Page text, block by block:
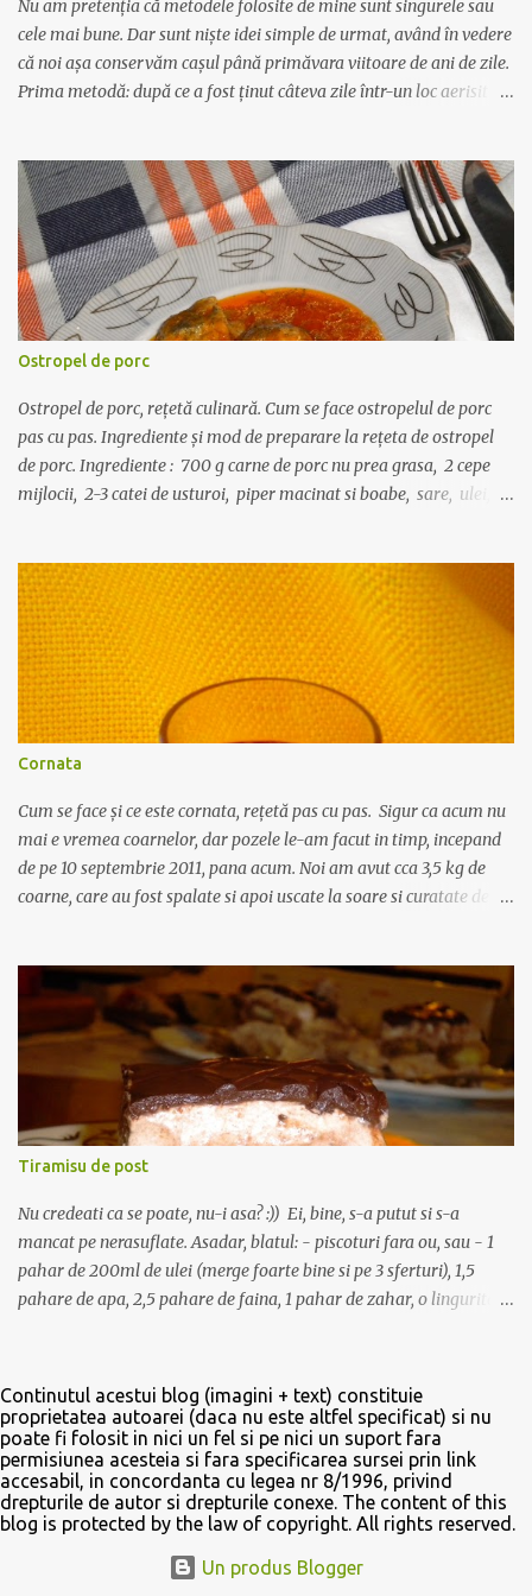
Nu am pretenția că metodele folosite de mine sunt singurele sau
cele mai bune. Dar sunt niște idei simple de urmat, având în vedere
că noi așa conservăm cașul până primăvara viitoare de ani de zile.
Prima metodă: după ce a fost ținut câteva zile într-un loc aerisit să
fiecare felie o învelim în pungă de plastic apoi toate feliile le
punem într-un sertar la congelator. A doua metodă: se feliază
cașul și se dă prin mașina de tocat. Se dă sare după gust și se
formează suluri învelite în folie transparentă care se pun la
congelator. Când avem nevoie de o felie sau de un rulou, îl scoatem
de la congelator și îl lăsăm în frigider până când se dezgheață - de
regulă de seara până dimineața. Dacă îl scoateți direct din
congelator la temperatura camerei, se dezgheață mult prea
repede, pierde apa și rămâne un fel de brânză zguroasă și
neplăcută la gust c...
Ostropel de porc
Ostropel de porc, rețetă culinară. Cum se face ostropelul de porc
pas cu pas. Ingrediente și mod de preparare la rețeta de ostropel
de porc. Ingrediente : 700 g carne de porc nu prea grasa, 2 cepe
mijlocii, 2-3 catei de usturoi, piper macinat si boabe, sare, ulei, o
linguri de ulei sa se rumeneasca pe toate partile, la foc mic. Intre
timp, intr-o tigaie se caleste in 2 linguri de ulei ceapa curatata,
spalata si taiata marunt, cu un praf de sare. Dupa ce devine
translucida se adauga lingurita de faina, se amesteca bine cu ceapa
si uleiul, si imediat se toarna un pahar de apa (200 ml) calda sau
supa de oase, daca aveti la indemana. Se amesteca des ca sa nu se
formeze cocoloase de faina, apoi se toarna sosul si ceapa peste
Cornata
Cum se face și ce este cornata, rețetă pas cu pas. Sigur ca acum nu
mai e vremea coarnelor, dar pozele le-am facut in timp, incepand
de pe 10 septembrie 2011, pana acum. Noi am avut cca 3,5 kg de
coarne, care au fost spalate si apoi uscate la soare si curatate de
zaharul, apoi se lasa asa, cu capacul inchis, timp cateva
saptamani, pana cand incepe sa se separe siropul de coarne. In
perioada aceea puteti turna alcool peste sirop, in ce proportie
doriti. Aici depinde daca vreti o bautura de tip lichior, si atunci se
toarna maxim jumatate alcool, iar restul sirop, sau daca vreti o
bautura mai tare, doar cu aroma de fructe, si atunci amestecati 3/4
alcool si restul sirop. Dar exista si varianta in care puteti lasa
recipientul la rece, cum am facut noi, si sa amestecati siropul cu
alcool doar la servire. Daca o sa ...
Tiramisu de post
Nu credeati ca se poate, nu-i asa? :)) Ei, bine, s-a putut si s-a
mancat pe nerasuflate. Asadar, blatul: - piscoturi fara ou, sau - 1
pahar de 200ml de ulei (merge foarte bine si pe 3 sferturi), 1,5
pahare de apa, 2,5 pahare de faina, 1 pahar de zahar, o lingurita
hartie si se coace ca orice blat de pandispan. Dupa ce o scoateti din
cuptor, o lasati sa se raceasca apoi o taiati in doua jumatati, pe
verticala. Crema: un pachet de margarina la temperatura camerei,
o cutie mica de frisca lichida vegetala, 5-6 linguri de zahar pudra,
intaritor de frisca 1-2 pliculete, o lingurita de cacao, esenta de rom.
Margarina se mixeaza pana devine ca o spuma apoi se adauga
frisca lichida si se continua mixatul pana cand crema isi dubleaza
volumul. Se adauga lingurita de cacao si zaharul pudra, se
Continutul acestui blog (imagini + text) constituie
proprietatea autoarei (daca nu este altfel specificat) si nu
poate fi folosit in nici un fel si pe nici un suport fara
permisiunea acesteia si fara specificarea sursei prin link
accesabil, in concordanta cu legea nr 8/1996, privind
drepturile de autor si drepturile conexe. The content of this
blog is protected by the law of copyright. All rights reserved.
Un produs Blogger